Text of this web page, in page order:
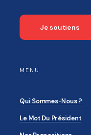
Je soutiens
MENU
Qui Sommes-Nous ?
Le Mot Du Président